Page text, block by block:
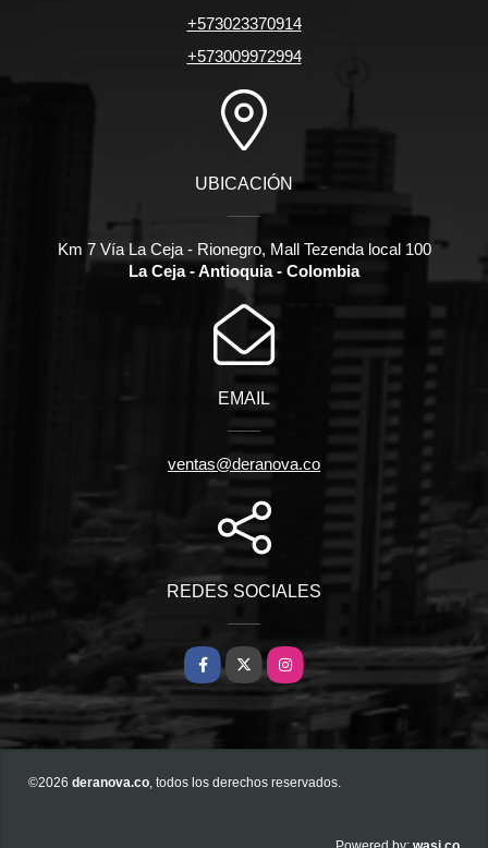
+573023370914
+573009972994
UBICACIÓN
Km 7 Vía La Ceja - Rionegro, Mall Tezenda local 100
La Ceja - Antioquia - Colombia
EMAIL
ventas@deranova.co
REDES SOCIALES
Facebook
X Instagram
©2026 deranova.co , todos los derechos reservados.